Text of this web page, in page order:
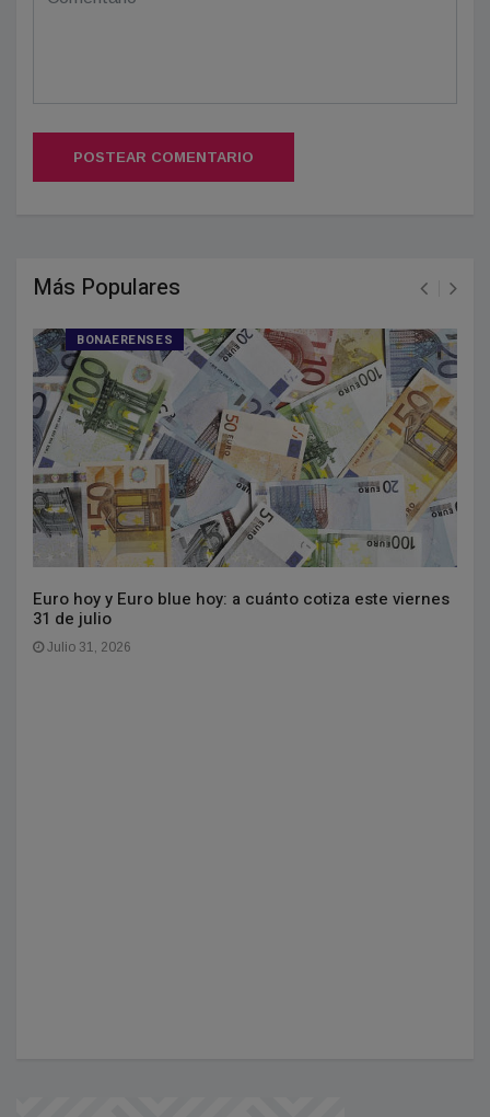
POSTEAR COMENTARIO
Más Populares
BONAERENSES
Euro hoy y Euro blue hoy: a cuánto cotiza este viernes
31 de julio
Julio 31, 2026